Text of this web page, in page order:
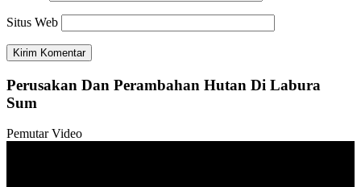
Situs Web
Perusakan Dan Perambahan Hutan Di Labura
Sum
Pemutar Video